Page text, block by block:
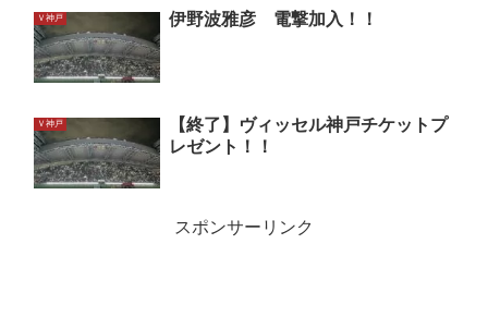
Ｖ神戸 伊野波雅彦 電撃加入！！
Ｖ神戸
【終了】ヴィッセル神戸チケットプ
レゼント！！
スポンサーリンク